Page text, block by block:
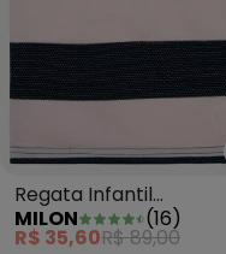
Regata Infantil
MeninoRosa
MILON (16)
R$ 35,60R$ 89,00